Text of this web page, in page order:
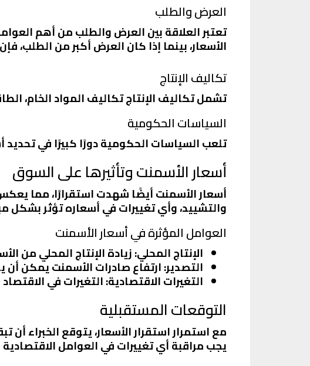
العرض والطلب
تعتبر العلاقة بين العرض والطلب من أهم
الأسعار، بينما إذا كان العرض أكبر من الطلب،
تكاليف الإنتاج
تشمل تكاليف الإنتاج تكاليف المواد الخام،
السياسات الحكومية
تلعب السياسات الحكومية دورًا كبيرًا في
أسعار الأسمنت وتأثيرها على السوق
أسعار الأسمنت أيضًا شهدت استقرارًا، مما
والتشييد، وأي تغييرات في أسعاره تؤثر بشكل
العوامل المؤثرة في أسعار الأسمنت
الإنتاج المحلي: زيادة الإنتاج المحلي من
التصدير: ارتفاع صادرات الأسمنت يمكن أن
التغيرات الاقتصادية: التغيرات في
التوقعات المستقبلية
مع استمرار استقرار الأسعار، يتوقع الخبراء
يجب مراقبة أي تغييرات في العوامل